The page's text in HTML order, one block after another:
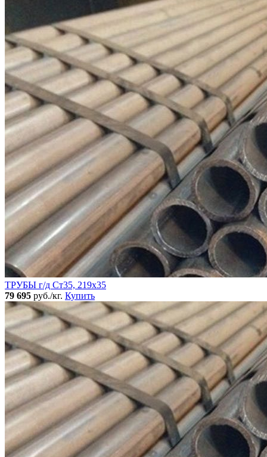
ТРУБЫ г/д Ст35, 219х35
79 695 руб./кг. Купить